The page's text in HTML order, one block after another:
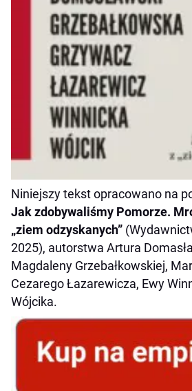
Niniejszy tekst opracowano na
Jak zdobywaliśmy Pomorze.
„ziem odzyskanych”
2025), autorstwa Artura
Magdaleny Grzebałkowskiej,
Cezarego Łazarewicza, Ewy
Wójcika.